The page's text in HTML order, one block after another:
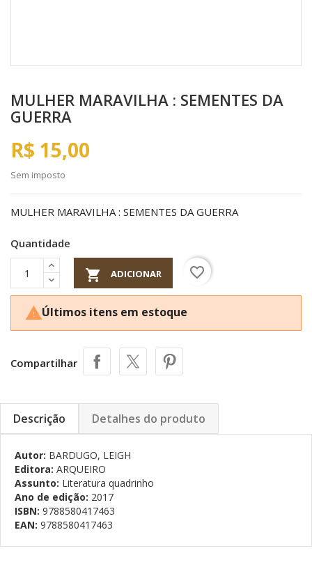
MULHER MARAVILHA : SEMENTES DA
GUERRA
R$ 15,00
Sem imposto
MULHER MARAVILHA : SEMENTES DA GUERRA
Quantidade
 ADICIONAR favorite_border
Últimos itens em estoque
Compartilhar
Descrição Detalhes do produto
Autor: BARDUGO, LEIGH
Editora: ARQUEIRO
Assunto: Literatura quadrinho
Ano de edição: 2017
ISBN: 9788580417463
EAN: 9788580417463